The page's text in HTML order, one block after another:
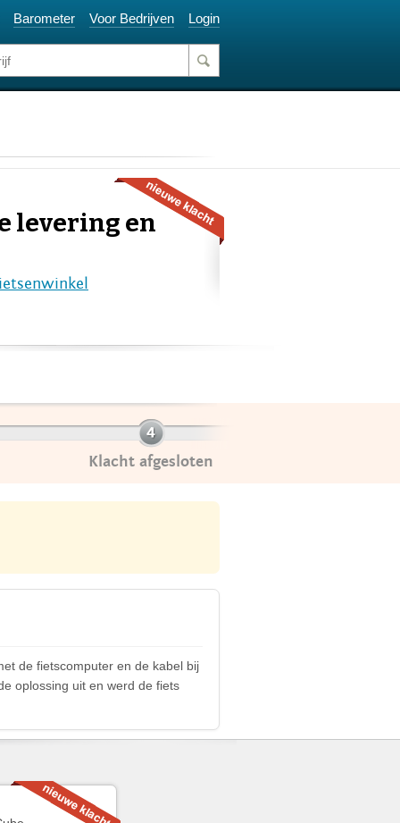
Barometer Voor Bedrijven Login
levering en
Klacht afgesloten
de fietscomputer en de kabel bij
oplossing uit en werd de fiets